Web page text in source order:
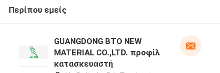
Περίπου εμείς
GUANGDONG BTO NEW
MATERIAL CO.,LTD. προφίλ
κατασκευαστή